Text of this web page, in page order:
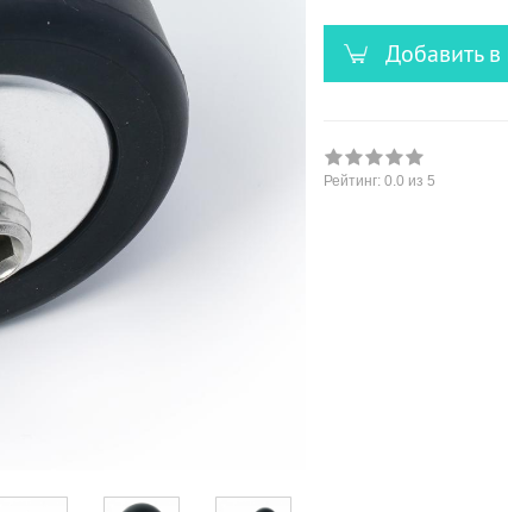
Добавить
Рейтинг: 0.0 из 5